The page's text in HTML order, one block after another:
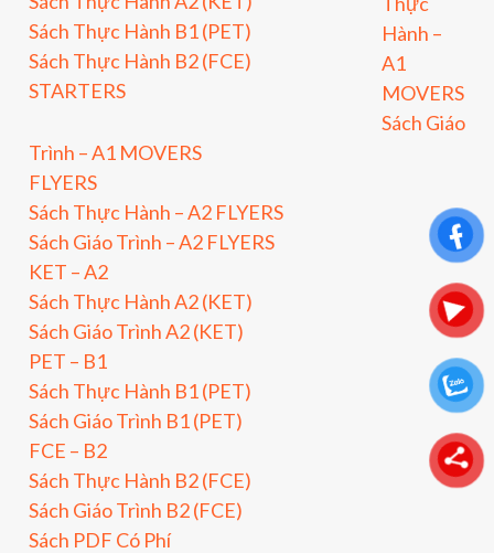
Sách Thực Hành B1 (PET)
Sách Thực Hành B2 (FCE)
STARTERS
Hành –
A1
MOVERS
Sách Giáo
Trình – A1 MOVERS
FLYERS
Sách Thực Hành – A2 FLYERS
Sách Giáo Trình – A2 FLYERS
KET – A2
Sách Thực Hành A2 (KET)
Sách Giáo Trình A2 (KET)
PET – B1
Sách Thực Hành B1 (PET)
Sách Giáo Trình B1 (PET)
FCE – B2
Sách Thực Hành B2 (FCE)
Sách Giáo Trình B2 (FCE)
Sách PDF Có Phí